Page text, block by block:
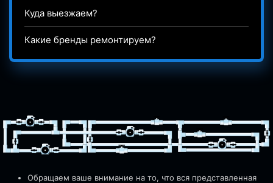
Куда выезжаем?
Какие бренды ремонтируем?
Обращаем ваше внимание на то, что вся представленная